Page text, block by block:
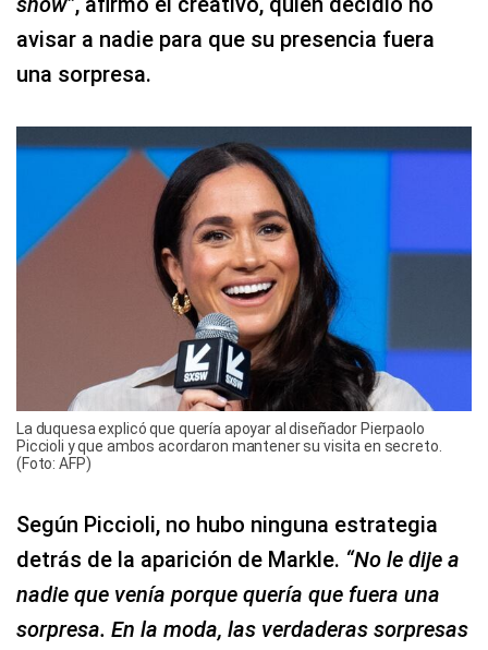
avisar a nadie para que su presencia fuera
una sorpresa.
La duquesa explicó que quería apoyar al diseñador Pierpaolo
Piccioli y que ambos acordaron mantener su visita en secreto.
(Foto: AFP)
Según Piccioli, no hubo ninguna estrategia
detrás de la aparición de Markle. “No le dije a
nadie que venía porque quería que fuera una
sorpresa. En la moda, las verdaderas sorpresas